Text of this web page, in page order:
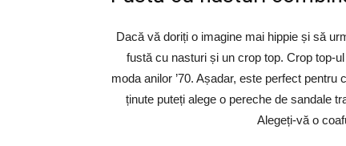
Dacă vă doriți o imagine mai hippie și să
fustă cu nasturi și un crop top. Crop top-
moda anilor ’70. Așadar, este perfect
ținute puteți alege o pereche de sandale
Alegeți-vă o